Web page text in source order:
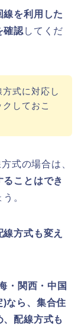
線を利用した
確認 してくだ
式に対応し
しておこ
式の場合は、
ことはでき
。
方式も変え
・関西・中国
なら、集合住
配線方式も